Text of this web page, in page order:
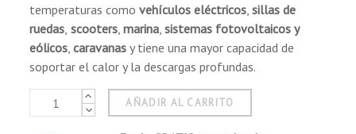
temperaturas comovehículos eléctricos,sillas de
ruedas, scooters,marina,sistemas fotovoltaicos y
eólicos,caravanas y tiene una mayor capacidad de
soportar el calor y la descargas profundas.
AÑADIR AL CARRITO